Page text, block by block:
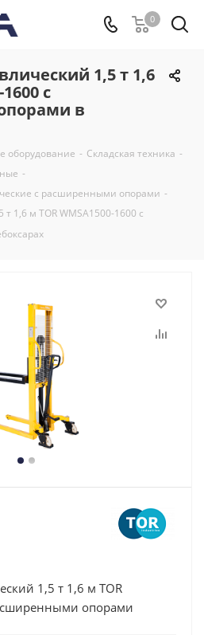
0
1,5 т 1,6
с
в
оборудование - Складская техника -
-
с расширенными опорами -
1,6 м TOR WMSA1500-1600 с
1,5 т 1,6 м TOR
опорами